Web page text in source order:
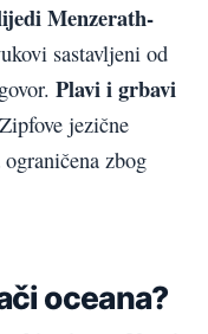
Menzerath-
sastavljeni od
Plavi i grbavi
jezične
zbog
oceana?